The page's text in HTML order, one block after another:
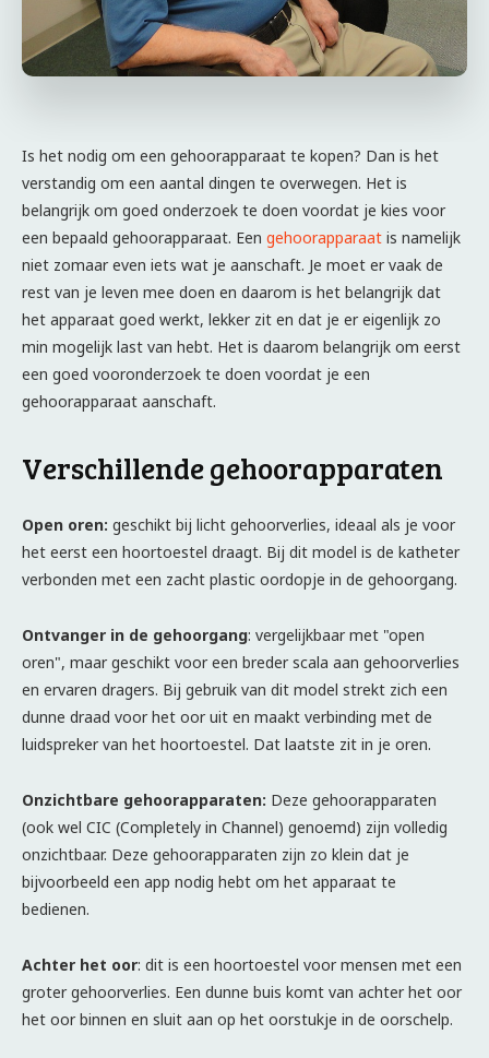
Is het nodig om een gehoorapparaat te kopen? Dan is het
verstandig om een aantal dingen te overwegen. Het is
belangrijk om goed onderzoek te doen voordat je kies voor
een bepaald gehoorapparaat. Een gehoorapparaat is namelijk
niet zomaar even iets wat je aanschaft. Je moet er vaak de
rest van je leven mee doen en daarom is het belangrijk dat
het apparaat goed werkt, lekker zit en dat je er eigenlijk zo
min mogelijk last van hebt. Het is daarom belangrijk om eerst
een goed vooronderzoek te doen voordat je een
gehoorapparaat aanschaft.
Verschillende gehoorapparaten
Open oren: geschikt bij licht gehoorverlies, ideaal als je voor
het eerst een hoortoestel draagt. Bij dit model is de katheter
verbonden met een zacht plastic oordopje in de gehoorgang.
Ontvanger in de gehoorgang: vergelijkbaar met "open
oren", maar geschikt voor een breder scala aan gehoorverlies
en ervaren dragers. Bij gebruik van dit model strekt zich een
dunne draad voor het oor uit en maakt verbinding met de
luidspreker van het hoortoestel. Dat laatste zit in je oren.
Onzichtbare gehoorapparaten: Deze gehoorapparaten
(ook wel CIC (Completely in Channel) genoemd) zijn volledig
onzichtbaar. Deze gehoorapparaten zijn zo klein dat je
bijvoorbeeld een app nodig hebt om het apparaat te
bedienen.
Achter het oor: dit is een hoortoestel voor mensen met een
groter gehoorverlies. Een dunne buis komt van achter het oor
het oor binnen en sluit aan op het oorstukje in de oorschelp.